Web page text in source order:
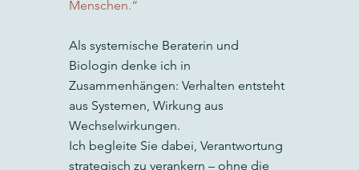
Menschen.“
Als systemische Beraterin und
Biologin denke ich in
Zusammenhängen: Verhalten entsteht
aus Systemen, Wirkung aus
Wechselwirkungen.
Ich begleite Sie dabei, Verantwortung
strategisch zu verankern – ohne die